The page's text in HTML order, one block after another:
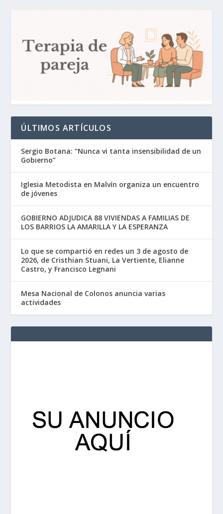
ÚLTIMOS ARTÍCULOS
Sergio Botana: “Nunca vi tanta insensibilidad de un
Gobierno”
Iglesia Metodista en Malvín organiza un encuentro
de jóvenes
GOBIERNO ADJUDICA 88 VIVIENDAS A FAMILIAS DE
LOS BARRIOS LA AMARILLA Y LA ESPERANZA
Lo que se compartió en redes un 3 de agosto de
2026, de Cristhian Stuani, La Vertiente, Elianne
Castro, y Francisco Legnani
Mesa Nacional de Colonos anuncia varias
actividades